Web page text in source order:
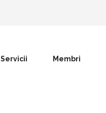
Servicii Membri